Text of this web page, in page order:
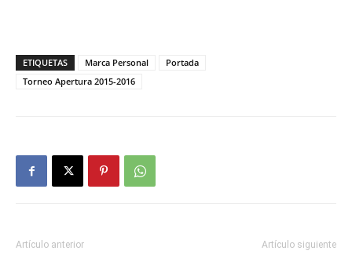
ETIQUETAS Marca Personal
Portada
Torneo Apertura 2015-2016
Artículo anterior Artículo siguiente